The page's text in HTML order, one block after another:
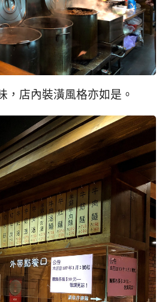
，店內裝潢風格亦如是。